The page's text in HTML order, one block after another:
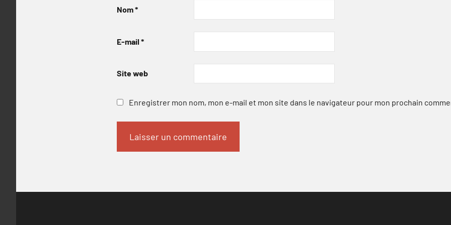
Nom*
E-mail *
Site web
Enregistrer mon nom, mon e-mail et mon site dans le navigateur pour mon prochain